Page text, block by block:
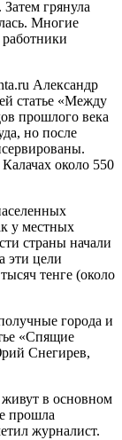
грянула
Многие
Александр
статье «Между
прошлого века
но после
около 550
у местных
страны начали
эти цели
тенге (около
города и
«Спящие
Снегирев,
в основном
прошла
журналист.